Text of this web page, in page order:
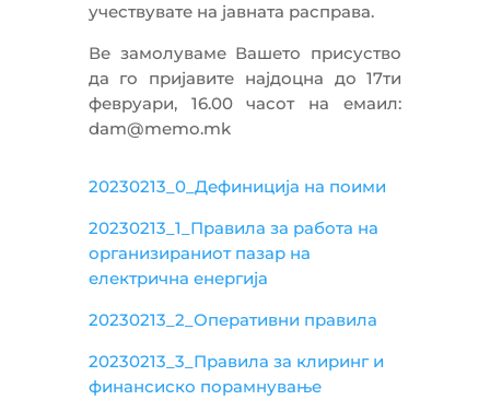
учествувате на јавната расправа.
Ве замолуваме Вашето присуство
да го пријавите најдоцна до 17ти
февруари, 16.00 часот на емаил:
dam@memo.mk
20230213_0_Дефиниција на поими
20230213_1_Правила за работа на
организираниот пазар на
електрична енергија
20230213_2_Оперативни правила
20230213_3_Правила за клиринг и
финансиско порамнување